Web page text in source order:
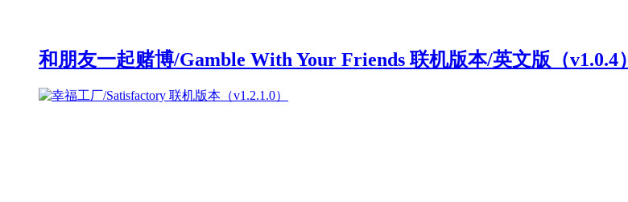
和朋友一起赌博/Gamble With Your Friends 联机版本/英文版（v1.0.4）